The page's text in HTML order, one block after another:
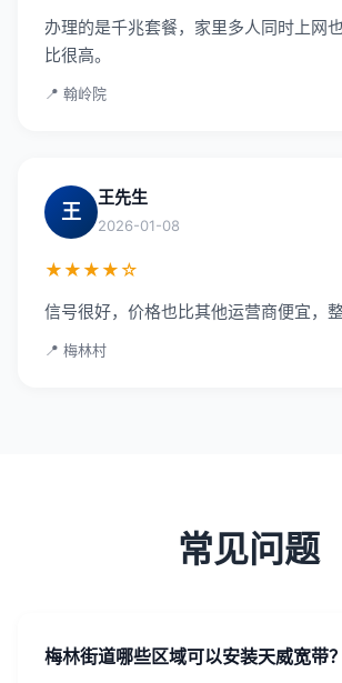
办理的是千兆套餐，家里多人同时上网
比很高。
📍 翰岭院
王
王先生
2026-01-08
★★★★☆
信号很好，价格也比其他运营商便宜，整
📍 梅林村
常见问题
梅林街道哪些区域可以安装天威宽带？